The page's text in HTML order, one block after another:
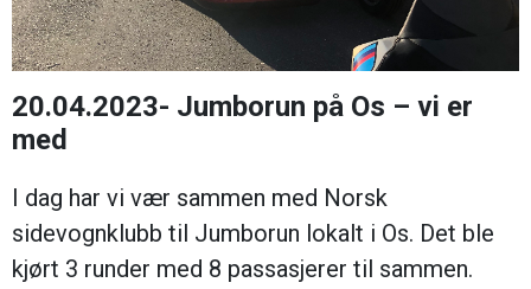
20.04.2023- Jumborun på Os – vi er
med
I dag har vi vær sammen med Norsk
sidevognklubb til Jumborun lokalt i Os. Det ble
kjørt 3 runder med 8 passasjerer til sammen.